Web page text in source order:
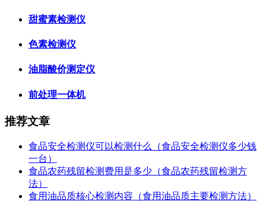
甜蜜素检测仪
色素检测仪
油脂酸价测定仪
前处理一体机
推荐文章
食品安全检测仪可以检测什么（食品安全检测仪多少钱
一台）
食品农药残留检测费用是多少（食品农药残留检测方
法）
食用油品质核心检测内容（食用油品质主要检测方法）